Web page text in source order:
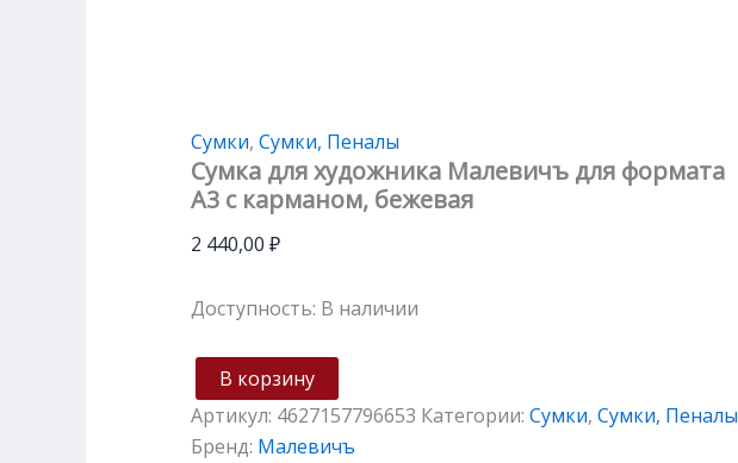
Сумки, Сумки, Пеналы
Сумка для художника Малевичъ для формата
А3 с карманом, бежевая
2 440,00 ₽
Доступность: В наличии
В корзину
Артикул: 4627157796653 Категории: Сумки, Сумки, Пеналы
Бренд: Малевичъ